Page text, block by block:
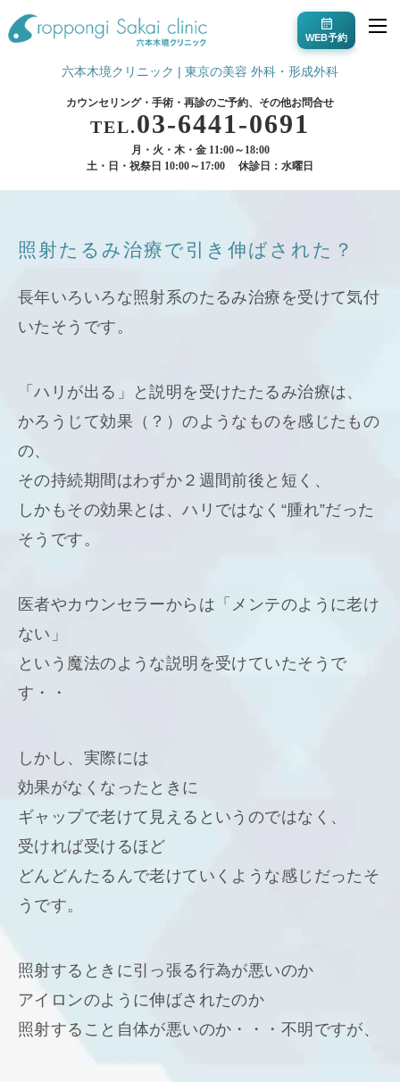
WEB予約
六本木境クリニック | 東京の美容 外科・形成外科
カウンセリング・手術・再診のご予約、その他お問合せ
TEL.03-6441-0691
月・火・木・金 11:00～18:00
土・日・祝祭日 10:00～17:00
休診日：水曜日
照射たるみ治療で引き伸ばされた？
長年いろいろな照射系のたるみ治療を受けて気付
いたそうです。
「ハリが出る」と説明を受けたたるみ治療は、
かろうじて効果（？）のようなものを感じたもの
の、
その持続期間はわずか２週間前後と短く、
しかもその効果とは、ハリではなく“腫れ”だった
そうです。
医者やカウンセラーからは「メンテのように老け
ない」
という魔法のような説明を受けていたそうで
す・・
しかし、実際には
効果がなくなったときに
ギャップで老けて見えるというのではなく、
受ければ受けるほど
どんどんたるんで老けていくような感じだったそ
うです。
照射するときに引っ張る行為が悪いのか
アイロンのように伸ばされたのか
照射すること自体が悪いのか・・・不明ですが、